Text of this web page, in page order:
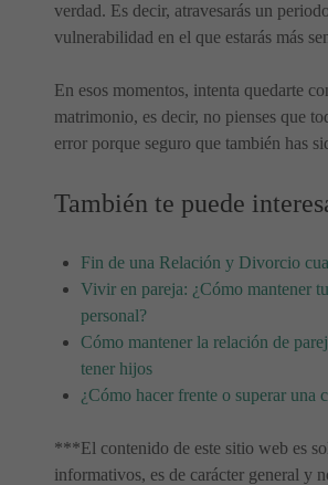
verdad. Es decir, atravesarás un
vulnerabilidad en el que estarás más
En esos momentos, intenta quedarte
matrimonio, es decir, no pienses que
error porque seguro que también has
También te puede
Fin de una Relación y Divorcio
Vivir en pareja: ¿Cómo mantener
personal?
Cómo mantener la relación de
tener hijos
¿Cómo hacer frente o superar una
***El contenido de este sitio web es
informativos, es de carácter general y